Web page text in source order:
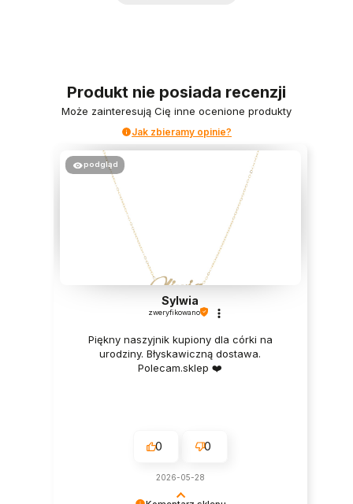
Produkt nie posiada recenzji
Może zainteresują Cię inne ocenione produkty
Jak zbieramy opinie?
podgląd
Sylwia
zweryfikowano
Piękny naszyjnik kupiony dla córki na
urodziny. Błyskawiczną dostawa.
Polecam.sklep ❤️
0 0
2026-05-28